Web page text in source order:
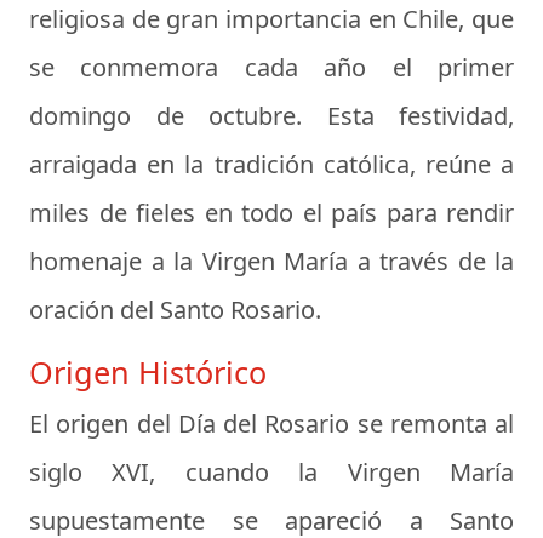
religiosa de gran importancia en Chile, que
se conmemora cada año el primer
domingo de octubre. Esta festividad,
arraigada en la tradición católica, reúne a
miles de fieles en todo el país para rendir
homenaje a la Virgen María a través de la
oración del Santo Rosario.
Origen Histórico
El origen del Día del Rosario se remonta al
siglo XVI, cuando la Virgen María
supuestamente se apareció a Santo